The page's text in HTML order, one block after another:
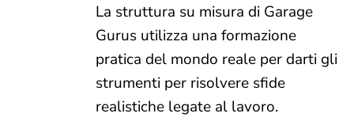
La struttura su misura di Garage
Gurus utilizza una formazione
pratica del mondo reale per darti gli
strumenti per risolvere sfide
realistiche legate al lavoro.